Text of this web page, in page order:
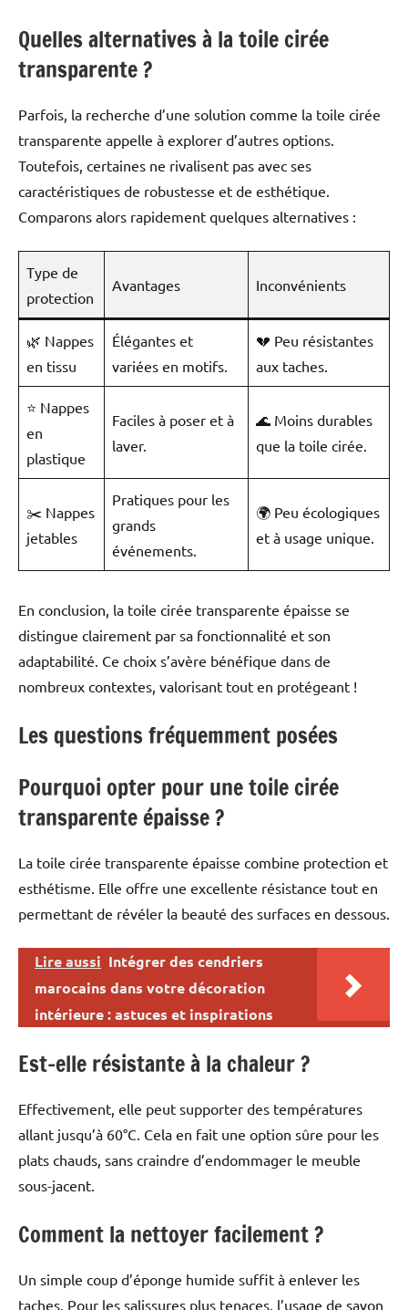
Quelles alternatives à la toile cirée
transparente ?
Parfois, la recherche d’une solution comme la toile cirée
transparente appelle à explorer d’autres options.
Toutefois, certaines ne rivalisent pas avec ses
caractéristiques de robustesse et de esthétique.
Comparons alors rapidement quelques alternatives :
Type de
protection
Avantages Inconvénients
🌿 Nappes
en tissu
Élégantes et
variées en motifs.
💔 Peu résistantes
aux taches.
⭐ Nappes
en
plastique
Faciles à poser et à
laver.
🌊 Moins durables
que la toile cirée.
✂️ Nappes
jetables
Pratiques pour les
grands
événements.
🌍 Peu écologiques
et à usage unique.
En conclusion, la toile cirée transparente épaisse se
distingue clairement par sa fonctionnalité et son
adaptabilité. Ce choix s’avère bénéfique dans de
nombreux contextes, valorisant tout en protégeant !
Les questions fréquemment posées
Pourquoi opter pour une toile cirée
transparente épaisse ?
La toile cirée transparente épaisse combine protection et
esthétisme. Elle offre une excellente résistance tout en
permettant de révéler la beauté des surfaces en dessous.
Lire aussi Intégrer des cendriers
marocains dans votre décoration
intérieure : astuces et inspirations
Est-elle résistante à la chaleur ?
Effectivement, elle peut supporter des températures
allant jusqu’à 60°C. Cela en fait une option sûre pour les
plats chauds, sans craindre d’endommager le meuble
sous-jacent.
Comment la nettoyer facilement ?
Un simple coup d’éponge humide suffit à enlever les
taches. Pour les salissures plus tenaces, l’usage de savon